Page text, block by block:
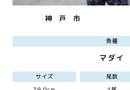
神 戸 市
魚種
マダイ
サイズ
尾数